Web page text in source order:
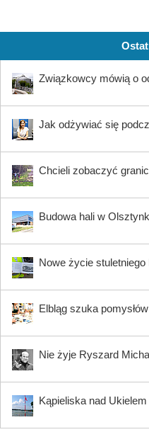
Związkowcy mówią o
Jak odżywiać się
Chcieli zobaczyć
Budowa hali w
Nowe życie stuletniego
Elbląg szuka
Nie żyje Ryszard
Kąpieliska nad